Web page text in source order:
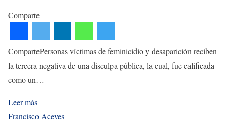
Comparte
CompartePersonas víctimas de feminicidio y desaparición reciben
la tercera negativa de una disculpa pública, la cual, fue calificada
como un…
Leer más
Francisco Aceves